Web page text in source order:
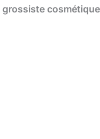
grossiste cosmétique